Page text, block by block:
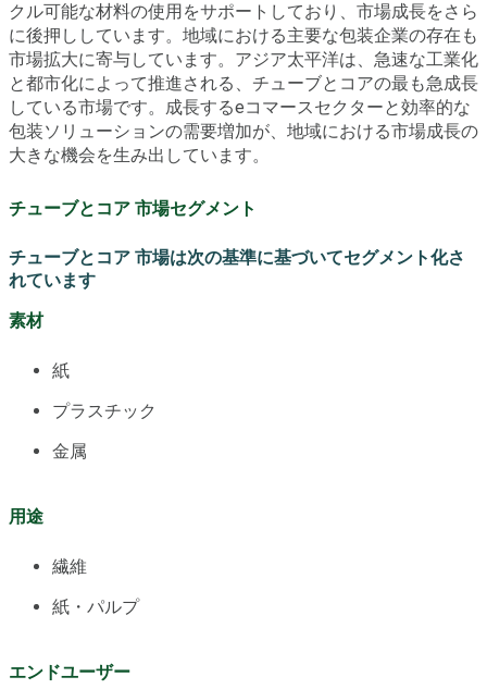
クル可能な材料の使用をサポートしており、市場成長をさら
に後押ししています。地域における主要な包装企業の存在も
市場拡大に寄与しています。アジア太平洋は、急速な工業化
と都市化によって推進される、チューブとコアの最も急成長
している市場です。成長するeコマースセクターと効率的な
包装ソリューションの需要増加が、地域における市場成長の
大きな機会を生み出しています。
チューブとコア 市場セグメント
チューブとコア 市場は次の基準に基づいてセグメント化さ
れています
素材
紙
プラスチック
金属
用途
繊維
紙・パルプ
エンドユーザー